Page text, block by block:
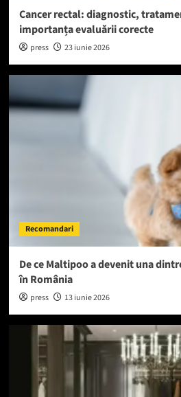
Cancer rectal: diagnostic,
importanța evaluării corecte
press 23 iunie 2026
Recomandari
De ce Maltipoo a devenit una
în România
press 13 iunie 2026